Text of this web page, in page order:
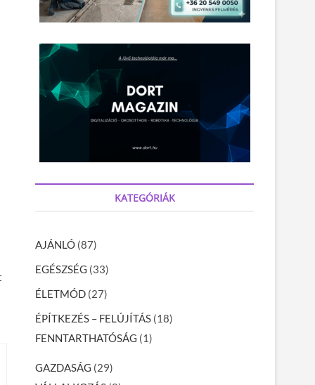
KATEGÓRIÁK
AJÁNLÓ (87)
EGÉSZSÉG (33)
ÉLETMÓD (27)
ÉPÍTKEZÉS – FELÚJÍTÁS (18)
FENNTARTHATÓSÁG (1)
GAZDASÁG (29)